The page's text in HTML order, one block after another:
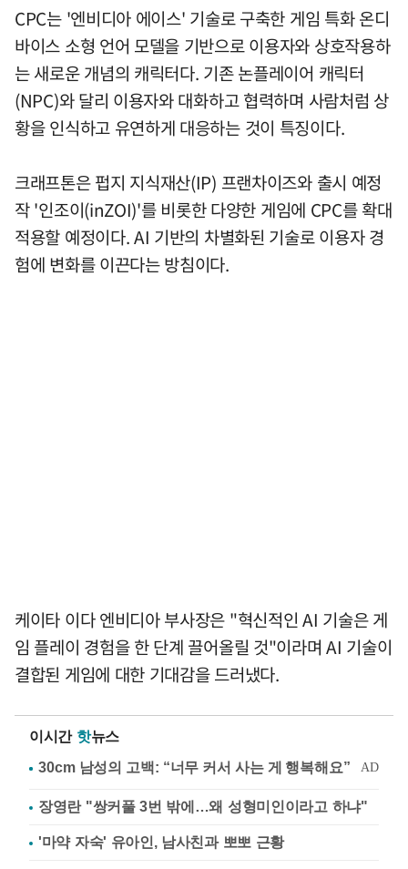
CPC는 '엔비디아 에이스' 기술로 구축한 게임 특화 온디
바이스 소형 언어 모델을 기반으로 이용자와 상호작용하
는 새로운 개념의 캐릭터다. 기존 논플레이어 캐릭터
(NPC)와 달리 이용자와 대화하고 협력하며 사람처럼 상
황을 인식하고 유연하게 대응하는 것이 특징이다.
크래프톤은 펍지 지식재산(IP) 프랜차이즈와 출시 예정
작 '인조이(inZOI)'를 비롯한 다양한 게임에 CPC를 확대
적용할 예정이다. AI 기반의 차별화된 기술로 이용자 경
험에 변화를 이끈다는 방침이다.
케이타 이다 엔비디아 부사장은 "혁신적인 AI 기술은 게
임 플레이 경험을 한 단계 끌어올릴 것"이라며 AI 기술이
결합된 게임에 대한 기대감을 드러냈다.
이시간 핫뉴스
장영란 "쌍커풀 3번 밖에…왜 성형미인이라고 하냐"
'마약 자숙' 유아인, 남사친과 뽀뽀 근황